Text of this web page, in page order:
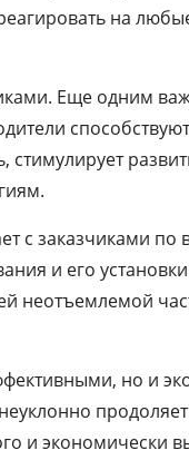
на
Еще одним
с заказчиками по
и его
неотъемлемой
но и
и экономически